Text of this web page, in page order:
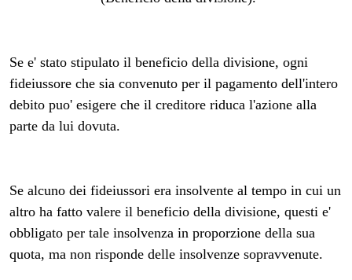
Se e' stato stipulato il beneficio della divisione, ogni
fideiussore che sia convenuto per il pagamento dell'intero
debito puo' esigere che il creditore riduca l'azione alla
parte da lui dovuta.
Se alcuno dei fideiussori era insolvente al tempo in cui un
altro ha fatto valere il beneficio della divisione, questi e'
obbligato per tale insolvenza in proporzione della sua
quota, ma non risponde delle insolvenze sopravvenute.